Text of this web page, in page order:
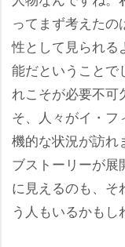
ってまず考えた
性として見られる
能だということで
れこそが必要不可
そ、人々がイ・
機的な状況が訪れ
ブストーリーが展
に見えるのも、そ
う人もいるかもし